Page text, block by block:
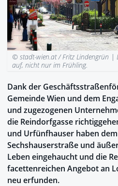
© stadt-wien.at / Fritz Lindengrün |
auf, nicht nur im Frühling.
Dank der
Gemeinde Wien und dem
und zugezogenen
die Reindorfgasse
und Urfünfhauser haben
Sechshauserstraße und
Leben eingehaucht und die
facettenreichen Angebot an
neu erfunden.